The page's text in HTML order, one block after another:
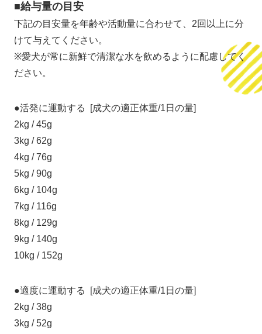
■給与量の目安
下記の目安量を年齢や活動量に合わせて、2回以上に分
けて与えてください。
※愛犬が常に新鮮で清潔な水を飲めるように配慮してく
ださい。
●活発に運動する [成犬の適正体重/1日の量]
2kg / 45g
3kg / 62g
4kg / 76g
5kg / 90g
6kg / 104g
7kg / 116g
8kg / 129g
9kg / 140g
10kg / 152g
●適度に運動する [成犬の適正体重/1日の量]
2kg / 38g
3kg / 52g